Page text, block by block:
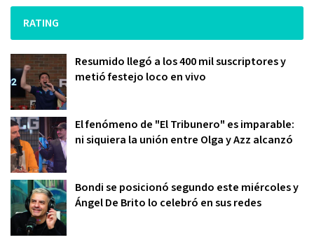
RATING
Resumido llegó a los 400 mil suscriptores y
metió festejo loco en vivo
El fenómeno de "El Tribunero" es imparable:
ni siquiera la unión entre Olga y Azz alcanzó
Bondi se posicionó segundo este miércoles y
Ángel De Brito lo celebró en sus redes